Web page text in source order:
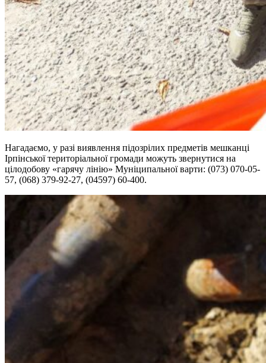
Нагадаємо, у разі виявлення підозрілих предметів мешканці
Ірпінської територіальної громади можуть звернутися на
цілодобову «гарячу лінію» Муніципальної варти: (073) 070-05-
57, (068) 379-92-27, (04597) 60-400.